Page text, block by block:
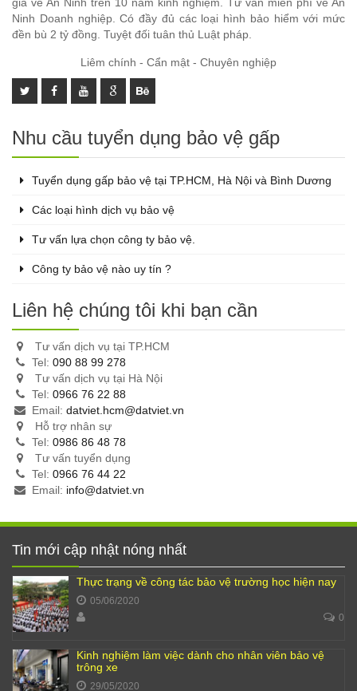
gia về An Ninh trên 10 năm kinh nghiệm. Tư vấn miễn phí về An
Ninh Doanh nghiệp. Có đầy đủ các loại hình bảo hiểm với mức
đền bù 2 tỷ đồng. Tuyệt đối tuân thủ Luật pháp.
Liêm chính - Cẩn mật - Chuyên nghiệp
Nhu cầu tuyển dụng bảo vệ gấp
Tuyển dụng gấp bảo vệ tại TP.HCM, Hà Nội và Bình Dương
Các loại hình dịch vụ bảo vệ
Tư vấn lựa chọn công ty bảo vệ.
Công ty bảo vệ nào uy tín ?
Liên hệ chúng tôi khi bạn cần
Tư vấn dịch vụ tại TP.HCM
Tel: 090 88 99 278
Tư vấn dịch vụ tại Hà Nội
Tel: 0966 76 22 88
Email: datviet.hcm@datviet.vn
Hỗ trợ nhân sự
Tel: 0986 86 48 78
Tư vấn tuyển dụng
Tel: 0966 76 44 22
Email: info@datviet.vn
Tin mới cập nhật nóng nhất
Thực trạng về công tác bảo vệ trường học hiện nay
05/06/2020
0
Kinh nghiệm làm việc dành cho nhân viên bảo vệ
trông xe
29/05/2020